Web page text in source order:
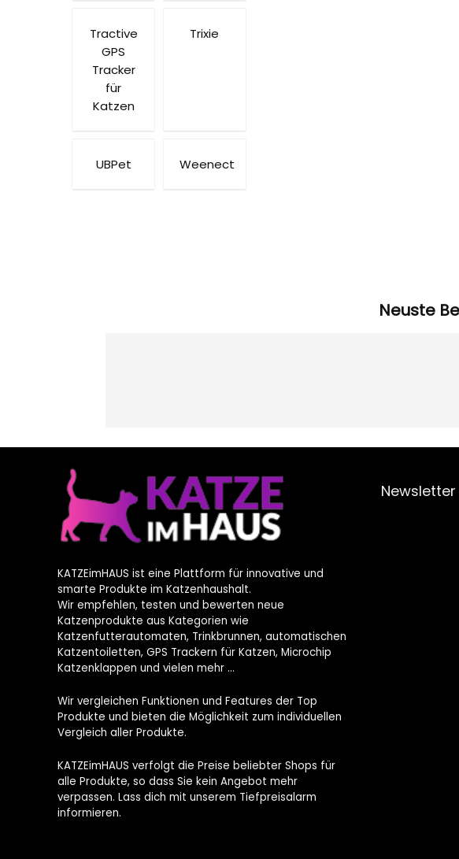
Tractive
GPS
Tracker
für
Katzen
Trixie
UBPet Weenect
Neuste
KATZEimHAUS ist eine Plattform für innovative und
smarte Produkte im Katzenhaushalt.
Wir empfehlen, testen und bewerten neue
Katzenprodukte aus Kategorien wie
Katzenfutterautomaten, Trinkbrunnen, automatischen
Katzentoiletten, GPS Trackern für Katzen, Microchip
Katzenklappen und vielen mehr …
Wir vergleichen Funktionen und Features der Top
Produkte und bieten die Möglichkeit zum individuellen
Vergleich aller Produkte.
KATZEimHAUS verfolgt die Preise beliebter Shops für
alle Produkte, so dass Sie kein Angebot mehr
verpassen. Lass dich mit unserem Tiefpreisalarm
informieren.
Newsletter